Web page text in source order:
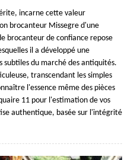
incarne cette valeur
brocanteur Missegre d'une
brocanteur de confiance repose
il a développé une
subtiles du marché des antiquités.
transcendant les simples
l'essence même des pièces
11 pour l'estimation de vos
authentique, basée sur l'intégrité